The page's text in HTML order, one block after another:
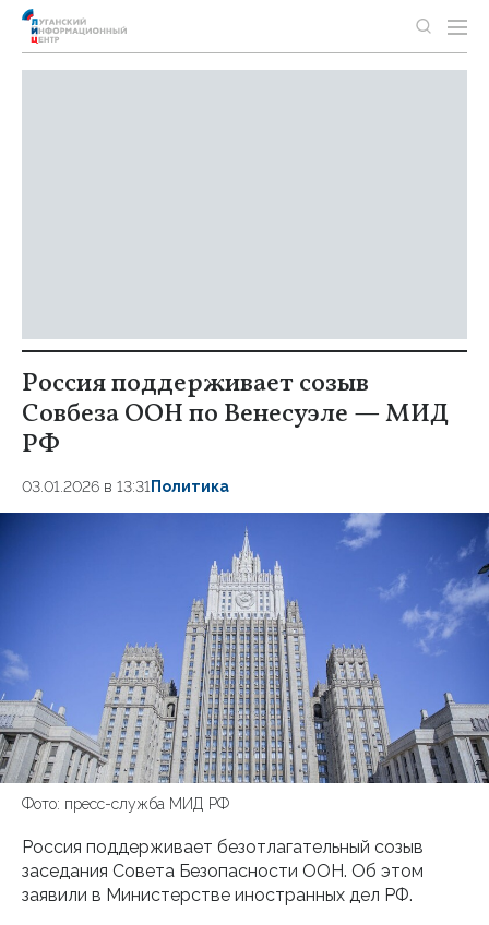
Россия поддерживает созыв
Совбеза ООН по Венесуэле — МИД
РФ
03.01.2026 в 13:31 Политика
Фото: пресс-служба МИД РФ
Россия поддерживает безотлагательный созыв
заседания Совета Безопасности ООН. Об этом
заявили в Министерстве иностранных дел РФ.